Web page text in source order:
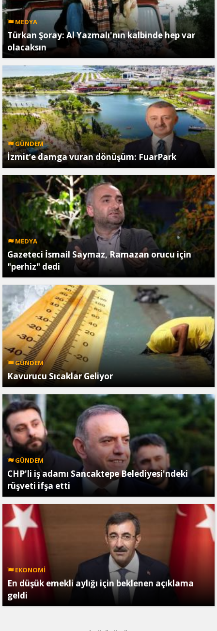
MEDYA
Türkan Şoray: Al Yazmalı'nın kalbinde hep var
olacaksın
GÜNDEM
İzmit’e damga vuran dönüşüm: FuarPark
MEDYA
Gazeteci İsmail Saymaz, Ramazan orucu için
"perhiz" dedi
GÜNDEM
Kavurucu Sıcaklar Geliyor
GÜNDEM
CHP'li iş adamı Sancaktepe Belediyesi'ndeki
rüşveti ifşa etti
EKONOMİ
En düşük emekli aylığı için beklenen açıklama
geldi